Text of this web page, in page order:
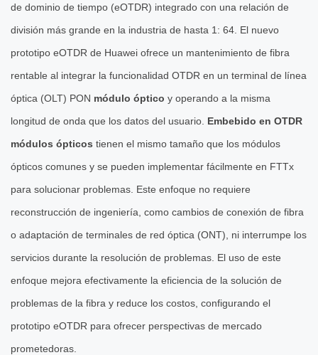
de dominio de tiempo (eOTDR) integrado con una relación de
división más grande en la industria de hasta 1: 64. El nuevo
prototipo eOTDR de Huawei ofrece un mantenimiento de fibra
rentable al integrar la funcionalidad OTDR en un terminal de línea
óptica (OLT) PON módulo óptico y operando a la misma
longitud de onda que los datos del usuario. Embebido en OTDR
módulos ópticos tienen el mismo tamaño que los módulos
ópticos comunes y se pueden implementar fácilmente en FTTx
para solucionar problemas. Este enfoque no requiere
reconstrucción de ingeniería, como cambios de conexión de fibra
o adaptación de terminales de red óptica (ONT), ni interrumpe los
servicios durante la resolución de problemas. El uso de este
enfoque mejora efectivamente la eficiencia de la solución de
problemas de la fibra y reduce los costos, configurando el
prototipo eOTDR para ofrecer perspectivas de mercado
prometedoras.